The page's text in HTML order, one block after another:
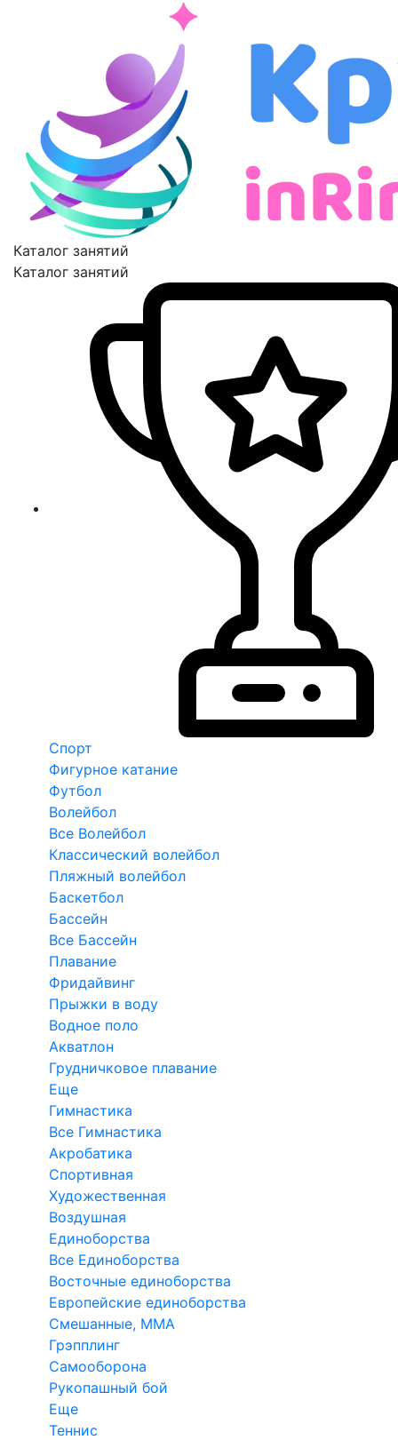
Каталог занятий
Каталог занятий
Спорт
Фигурное катание
Футбол
Волейбол
Все Волейбол
Классический волейбол
Пляжный волейбол
Баскетбол
Бассейн
Все Бассейн
Плавание
Фридайвинг
Прыжки в воду
Водное поло
Акватлон
Грудничковое плавание
Еще
Гимнастика
Все Гимнастика
Акробатика
Спортивная
Художественная
Воздушная
Единоборства
Все Единоборства
Восточные единоборства
Европейские единоборства
Смешанные, ММА
Грэпплинг
Самооборона
Рукопашный бой
Еще
Теннис